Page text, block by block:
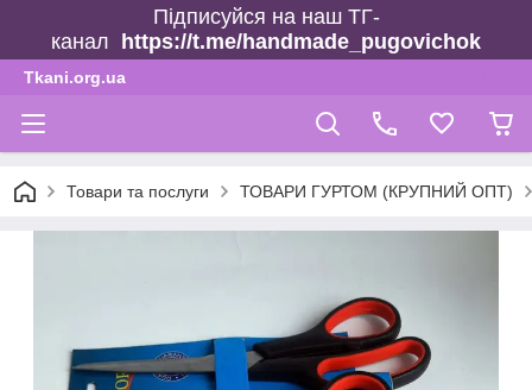
Підписуйся на наш ТГ-
канал
https://t.me/handmade_pugovichok
Tkani.org.ua
Товари та послуги ТОВАРИ ГУРТОМ (КРУПНИЙ ОПТ)